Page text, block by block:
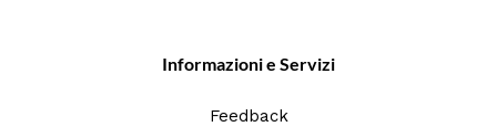
Informazioni e Servizi
Feedback